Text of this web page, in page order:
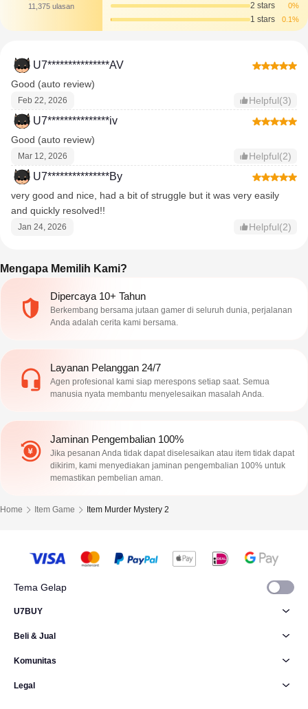
11,375 ulasan 2 stars 0%
1 stars 0.1%
U7***************AV
Good (auto review)
Feb 22, 2026 Helpful(3)
U7***************iv
Good (auto review)
Mar 12, 2026 Helpful(2)
U7***************By
very good and nice, had a bit of struggle but it was very easily
and quickly resolved!!
Jan 24, 2026 Helpful(2)
Mengapa Memilih Kami?
Dipercaya 10+ Tahun
Berkembang bersama jutaan gamer di seluruh dunia, perjalanan
Anda adalah cerita kami bersama.
Layanan Pelanggan 24/7
Agen profesional kami siap merespons setiap saat. Semua
manusia nyata membantu menyelesaikan masalah Anda.
Jaminan Pengembalian 100%
Jika pesanan Anda tidak dapat diselesaikan atau item tidak dapat
dikirim, kami menyediakan jaminan pengembalian 100% untuk
memastikan pembelian aman.
Home Item Game Item Murder Mystery 2
Tema Gelap
U7BUY
Beli & Jual
Komunitas
Legal